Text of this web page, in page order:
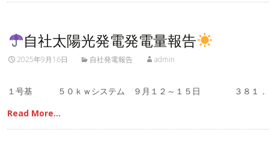
自社太陽光発電発電量報告
2025年9月16日 自社発電報告 admin
１号基 ５０ｋｗシステム ９月１２～１５日 ３８１．
Read More…